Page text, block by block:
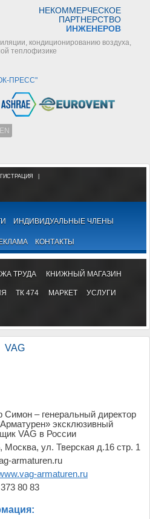
НЕКОММЕРЧЕСКОЕ
ПАРТНЕРСТВО
ИНЖЕНЕРОВ
кондиционированию воздуха,
теплофизике
ПРЕСС"
EN
ИНДИВИДУАЛЬНЫЕ ЧЛЕНЫ
КОНТАКТЫ
ТРУДА КНИЖНЫЙ МАГАЗИН
ТК 474 МАРКЕТ УСЛУГИ
VAG
Симон – генеральный директор
эксклюзивный
VAG в России
Москва, ул. Тверская д.16 стр. 1
armaturen.ru
armaturen.ru
80 83